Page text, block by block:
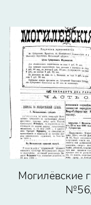
Могилёвские